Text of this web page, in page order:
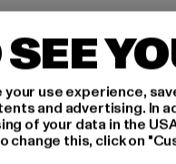
use experience,
and advertising. In
of your data in the
this, click on